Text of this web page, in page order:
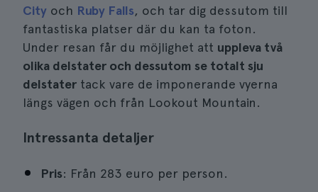
City och Ruby Falls, och tar dig dessutom till
fantastiska platser där du kan ta foton.
Under resan får du möjlighet att uppleva två
olika delstater och dessutom se totalt sju
delstater tack vare de imponerande vyerna
längs vägen och från Lookout Mountain.
Intressanta detaljer
Pris: Från 283 euro per person.